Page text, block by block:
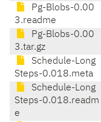
Pg-Blobs-0.00
3.readme
Pg-Blobs-0.00
3.tar.gz
Schedule-Long
Steps-0.018.meta
Schedule-Long
Steps-0.018.readm
e